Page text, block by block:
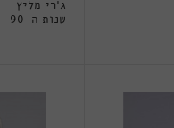
ג'רי מליץ
שנות ה-90